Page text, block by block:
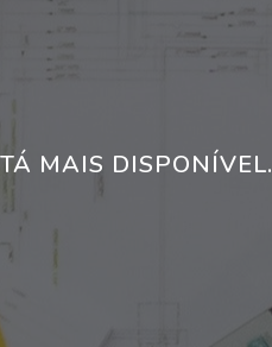
MAIS DISPONÍVEL.